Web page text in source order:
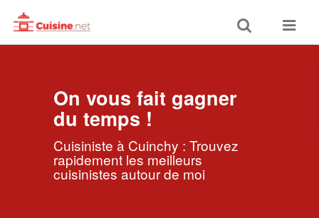
Toggle
search
Toggle
On vous fait gagner
du temps !
Cuisiniste à Cuinchy : Trouvez
rapidement les meilleurs
cuisinistes autour de moi